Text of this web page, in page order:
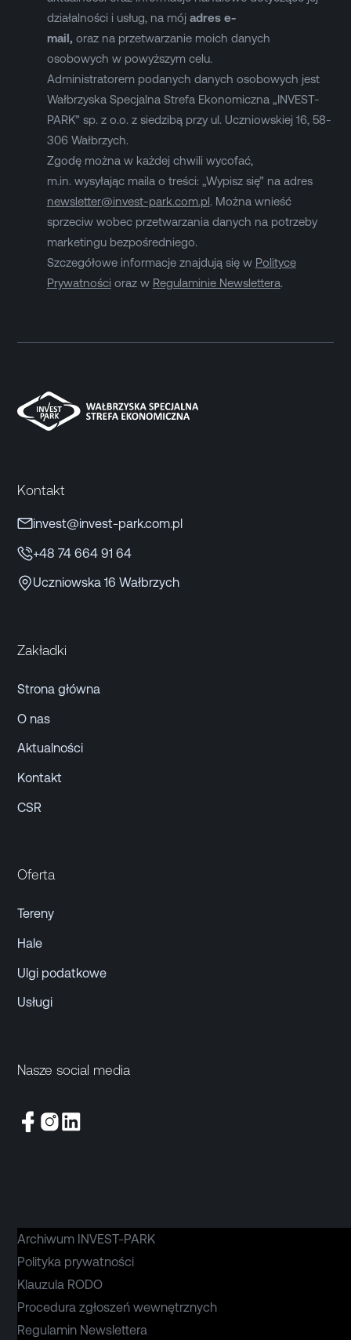
działalności i usług, na mój adres e-
mail, oraz na przetwarzanie moich danych
osobowych w powyższym celu.
Administratorem podanych danych osobowych jest
Wałbrzyska Specjalna Strefa Ekonomiczna „INVEST-
PARK” sp. z o.o. z siedzibą przy ul. Uczniowskiej 16, 58-
306 Wałbrzych.
Zgodę można w każdej chwili wycofać,
m.in. wysyłając maila o treści: „Wypisz się” na adres
newsletter@invest-park.com.pl. Można wnieść
sprzeciw wobec przetwarzania danych na potrzeby
marketingu bezpośredniego.
Szczegółowe informacje znajdują się w Polityce
Prywatności oraz w Regulaminie Newslettera.
Kontakt
invest@invest-park.com.pl
+48 74 664 91 64
Uczniowska 16 Wałbrzych
Zakładki
Strona główna
O nas
Aktualności
Kontakt
CSR
Oferta
Tereny
Hale
Ulgi podatkowe
Usługi
Nasze social media
Archiwum INVEST-PARK
Polityka prywatności
Klauzula RODO
Procedura zgłoszeń wewnętrznych
Regulamin Newslettera